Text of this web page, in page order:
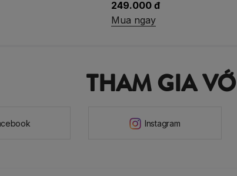
249.000 đ
Mua ngay
THAM GIA
Instagram